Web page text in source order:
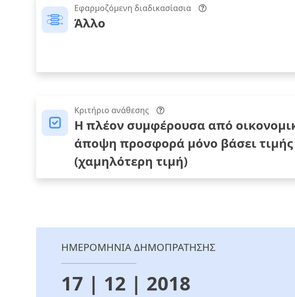
Εφαρμοζόμενη διαδικασίασια
Άλλο
Κριτήριο ανάθεσης
Η πλέον συμφέρουσα από
άποψη προσφορά μόνο βάσει τιμής
(χαμηλότερη τιμή)
ΗΜΕΡΟΜΗΝΙΑ ΔΗΜΟΠΡΑΤΗΣΗΣ
17 | 12 | 2018